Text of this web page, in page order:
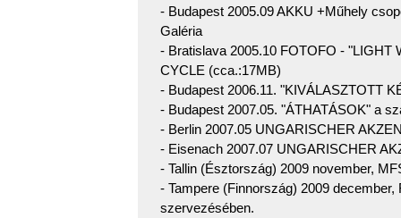
- Budapest 2005.09 AKKU +Műhely
Galéria
- Bratislava 2005.10 FOTOFO - "LIGHT
CYCLE (cca.:17MB)
- Budapest 2006.11. "KIVÁLASZTOTT
- Budapest 2007.05. "ÁTHATÁSOK" a
- Berlin 2007.05 UNGARISCHER
- Eisenach 2007.07 UNGARISCHER
- Tallin (Észtország) 2009 november,
- Tampere (Finnország) 2009 december,
szervezésében.